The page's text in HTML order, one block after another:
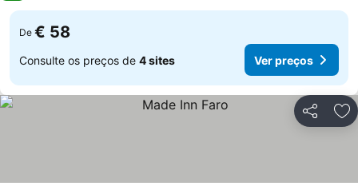
De € 58
Consulte os preços de 4 sites Ver preços
Partilhar